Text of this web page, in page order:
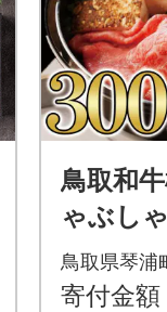
鳥取和
ゃぶし
00g
鳥取県琴浦
寄付金額